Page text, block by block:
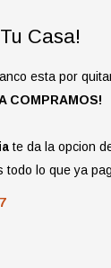
Casa!
esta por
COMPRAMOS!
te da la opcion
todo lo que ya